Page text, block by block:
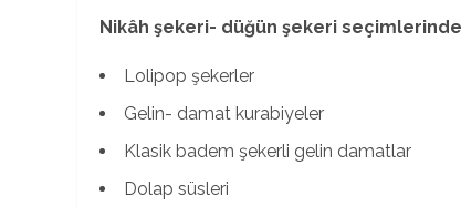
Nikâh şekeri- düğün şekeri
Lolipop şekerler
Gelin- damat kurabiyeler
Klasik badem şekerli gelin damatlar
Dolap süsleri